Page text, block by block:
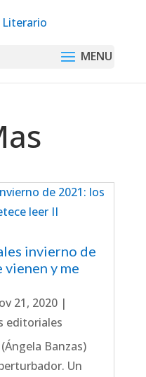
invierno de
y me
21, 2020|
editoriales
Banzas)
Un